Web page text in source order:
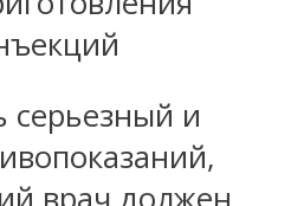
серьезный и